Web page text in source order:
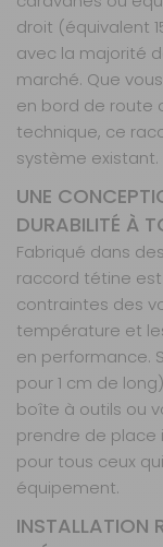
droit (équivalent
avec la majorité
marché. Que
en bord de route
technique, ce
système existant.
UNE
DURABILITÉ À
Fabriqué dans
raccord tétine
contraintes des
température et
en performance.
pour 1 cm de
boîte à outils ou
prendre de place
pour tous ceux
équipement.
INSTALLATION